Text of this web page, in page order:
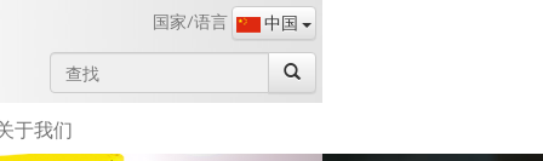
国家/语言 中国
于我们